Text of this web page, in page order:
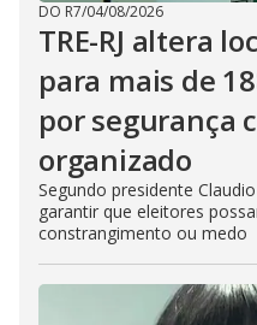
DO R7/04/08/2026
TRE-RJ altera
para mais de
por segurança
organizado
Segundo presidente
garantir que eleitores
constrangimento ou medo